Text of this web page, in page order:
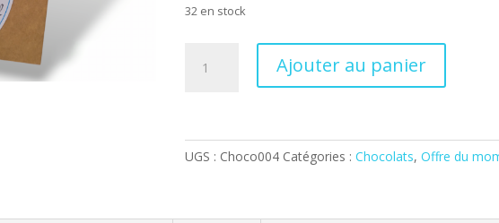
32 en stock
Caramel
Ajouter au panier
UGS : Choco004 Catégories :Chocolats,Offre du